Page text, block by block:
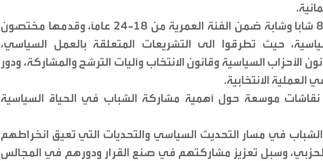
وشارك في الجلسات 80 شابا وشابة ضمن الفئة العمرية من 18-24 عاماً، وقدمها مختصون
حيث تطرقوا الى التشريعات المتعلقة بالعمل السياسي،
الأحزاب السياسية وقانون الانتخاب وآليات الترشح والمشاركة، ودور
العملية الانتخابية.
موسعة حول أهمية مشاركة الشباب في الحياة السياسية
في مسار التحديث السياسي والتحديات التي تعيق انخراطهم
وسبل تعزيز مشاركتهم في صنع القرار ودورهم في المجالس